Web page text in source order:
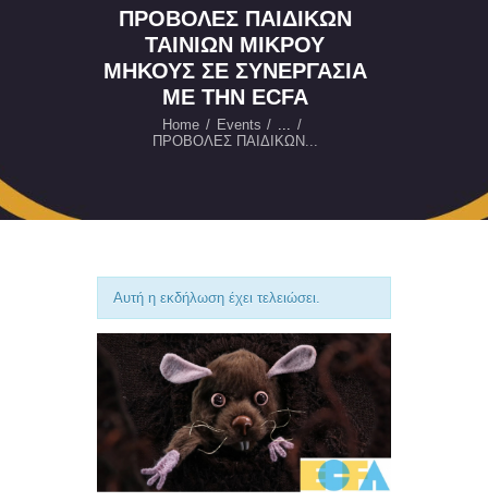
ΠΡΟΒΟΛΕΣ ΠΑΙΔΙΚΩΝ
ΤΑΙΝΙΩΝ ΜΙΚΡΟΥ
ΜΗΚΟΥΣ ΣΕ ΣΥΝΕΡΓΑΣΙΑ
ΜΕ ΤΗΝ ECFA
Home Events
...
ΠΡΟΒΟΛΕΣ ΠΑΙΔΙΚΩΝ...
ΕΥΚΑΙΡΙΕΣ
ΕΠΙΚΟΙΝΩΝΙΑ
ENGLISH
Αυτή η εκδήλωση έχει τελειώσει.